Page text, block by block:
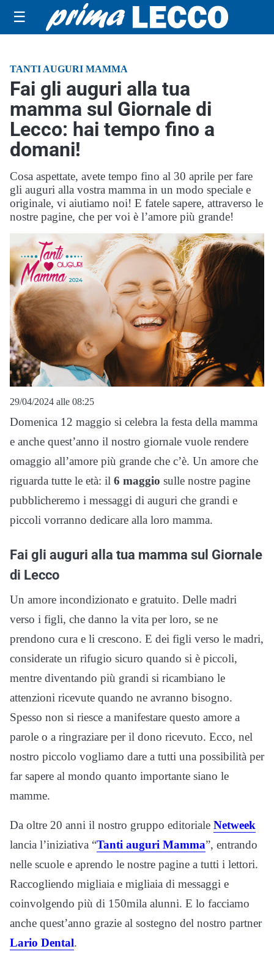
☰
TANTI AUGURI MAMMA
Fai gli auguri alla tua
mamma sul Giornale di
Lecco: hai tempo fino a
domani!
Cosa aspettate, avete tempo fino al 30 aprile per fare
gli auguri alla vostra mamma in un modo speciale e
originale, vi aiutiamo noi! E fatele sapere, attraverso le
nostre pagine, che per voi è l’amore più grande!
29/04/2024 alle 08:25
Domenica 12 maggio si celebra la festa della mamma
e anche quest’anno il nostro giornale vuole rendere
omaggio all’amore più grande che c’è. Un amore che
riguarda tutte le età: il 6 maggio sulle nostre pagine
pubblicheremo i messaggi di auguri che grandi e
piccoli vorranno dedicare alla loro mamma.
Fai gli auguri alla tua mamma sul Giornale
di Lecco
Un amore incondizionato e gratuito. Delle madri
verso i figli, che danno la vita per loro, se ne
prendono cura e li crescono. E dei figli verso le madri,
considerate un rifugio sicuro quando si è piccoli,
mentre diventando più grandi si ricambiano le
attenzioni ricevute quando ne avranno bisogno.
Spesso non si riesce a manifestare questo amore a
parole o a ringraziare per il dono ricevuto. Ecco, nel
nostro piccolo vogliamo dare a tutti una possibilità per
far sapere al mondo quanto importante siano le
mamme.
Da oltre 20 anni il nostro gruppo editoriale Netweek
lancia l’iniziativa “Tanti auguri Mamma”, entrando
nelle scuole e aprendo le nostre pagine a tutti i lettori.
Raccogliendo migliaia e migliaia di messaggi e
coinvolgendo più di 150mila alunni. E lo facciamo
anche quest’anno grazie al sostegno del nostro partner
Lario Dental.